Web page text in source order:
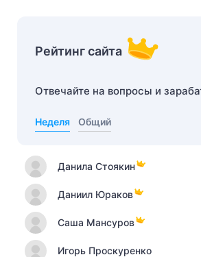
Рейтинг сайта
Отвечайте на вопросы и
Неделя Общий
Данила Стоякин
Даниил Юраков
Саша Мансуров
Игорь Проскуренко